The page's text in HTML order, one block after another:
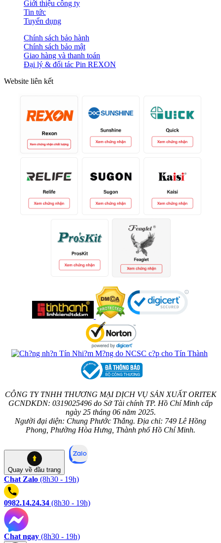
Giới thiệu công ty
Tin tức
Tuyển dụng
Chính sách bảo hành
Chính sách bảo mật
Giao hàng và thanh toán
Đại lý & đối tác Pin REXON
Website liên kết
CÔNG TY TNHH THƯƠNG MẠI DỊCH VỤ SẢN XUẤT ORITEK
GCNDKDN: 0319025496 do Sở Tài chính TP. Hồ Chí Minh cấp
ngày 25 tháng 06 năm 2025.
Người đại diện: Chung Phước Thắng. Địa chỉ: 749 Lê Hồng
Phong, Phường Hòa Hưng, Thành phố Hồ Chí Minh.
Quay về đầu trang
Chat Zalo (8h30 - 19h)
0982.14.24.34 (8h30 - 19h)
Chat ngay (8h30 - 19h)